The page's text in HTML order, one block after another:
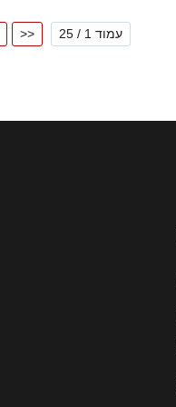
>> עמוד 1 / 25